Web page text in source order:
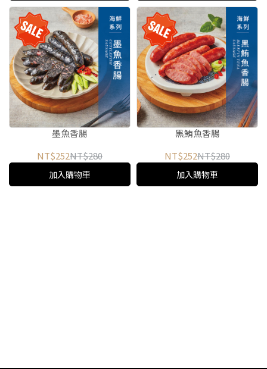
墨魚香腸
NT$252NT$280
加入購物車
黑鮪魚香腸
NT$252NT$280
加入購物車